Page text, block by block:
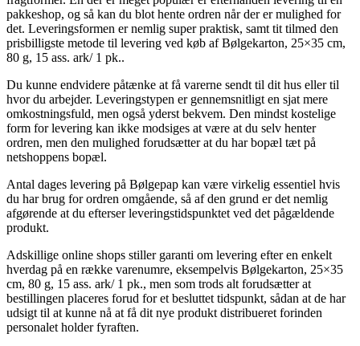
pakkeshop, og så kan du blot hente ordren når der er mulighed for
det. Leveringsformen er nemlig super praktisk, samt tit tilmed den
prisbilligste metode til levering ved køb af Bølgekarton, 25×35 cm,
80 g, 15 ass. ark/ 1 pk..
Du kunne endvidere påtænke at få varerne sendt til dit hus eller til
hvor du arbejder. Leveringstypen er gennemsnitligt en sjat mere
omkostningsfuld, men også yderst bekvem. Den mindst kostelige
form for levering kan ikke modsiges at være at du selv henter
ordren, men den mulighed forudsætter at du har bopæl tæt på
netshoppens bopæl.
Antal dages levering på Bølgepap kan være virkelig essentiel hvis
du har brug for ordren omgående, så af den grund er det nemlig
afgørende at du efterser leveringstidspunktet ved det pågældende
produkt.
Adskillige online shops stiller garanti om levering efter en enkelt
hverdag på en række varenumre, eksempelvis Bølgekarton, 25×35
cm, 80 g, 15 ass. ark/ 1 pk., men som trods alt forudsætter at
bestillingen placeres forud for et besluttet tidspunkt, sådan at de har
udsigt til at kunne nå at få dit nye produkt distribueret forinden
personalet holder fyraften.